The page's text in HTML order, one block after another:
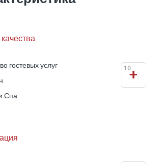
гостевых услуг
Спа
+
10